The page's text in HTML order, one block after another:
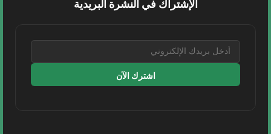
الإشتراك في النشرة البريدية
اشترك الآن